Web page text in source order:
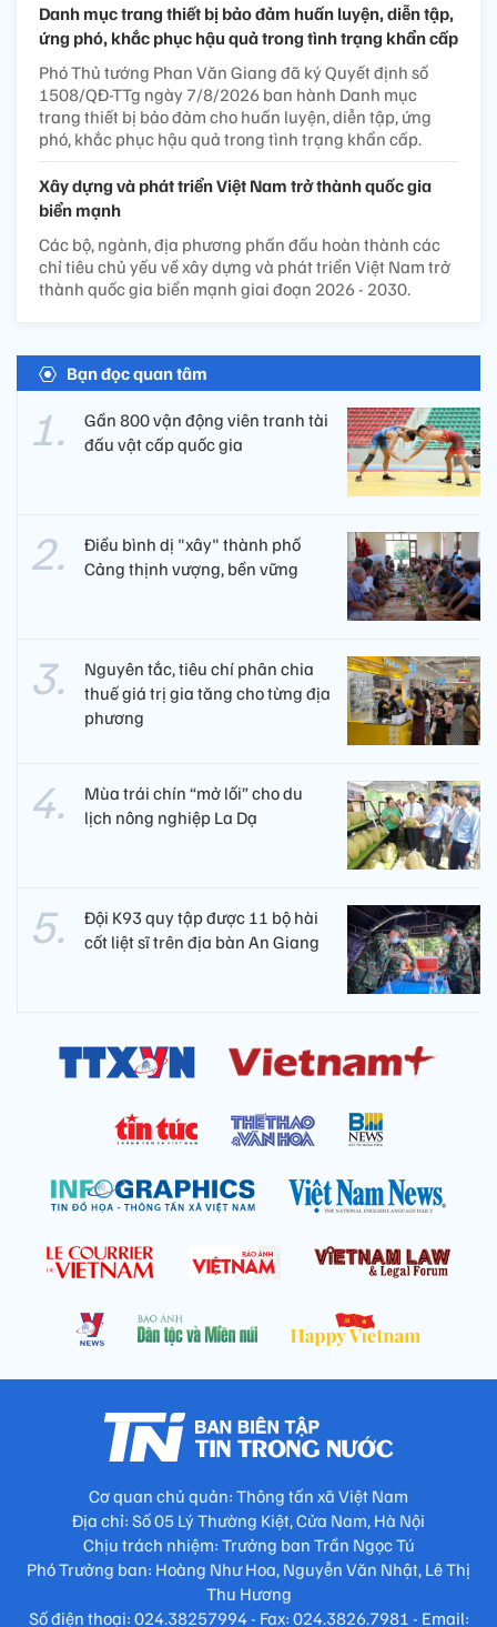
Danh mục trang thiết bị bảo đảm huấn luyện, diễn tập,
ứng phó, khắc phục hậu quả trong tình trạng khẩn cấp
Phó Thủ tướng Phan Văn Giang đã ký Quyết định số
1508/QĐ-TTg ngày 7/8/2026 ban hành Danh mục
trang thiết bị bảo đảm cho huấn luyện, diễn tập, ứng
phó, khắc phục hậu quả trong tình trạng khẩn cấp.
Xây dựng và phát triển Việt Nam trở thành quốc gia
biển mạnh
Các bộ, ngành, địa phương phấn đấu hoàn thành các
chỉ tiêu chủ yếu về xây dựng và phát triển Việt Nam trở
thành quốc gia biển mạnh giai đoạn 2026 - 2030.
Bạn đọc quan tâm
Gần 800 vận động viên tranh tài
đấu vật cấp quốc gia
Điều bình dị "xây" thành phố
Cảng thịnh vượng, bền vững
Nguyên tắc, tiêu chí phân chia
thuế giá trị gia tăng cho từng địa
phương
Mùa trái chín “mở lối” cho du
lịch nông nghiệp La Dạ
Đội K93 quy tập được 11 bộ hài
cốt liệt sĩ trên địa bàn An Giang
Cơ quan chủ quản: Thông tấn xã Việt Nam
Địa chỉ: Số 05 Lý Thường Kiệt, Cửa Nam, Hà Nội
Chịu trách nhiệm: Trưởng ban Trần Ngọc Tú
Phó Trưởng ban: Hoàng Như Hoa, Nguyễn Văn Nhật, Lê Thị
Thu Hương
Số điện thoại: 024.38257994 - Fax: 024.3826.7981 - Email: